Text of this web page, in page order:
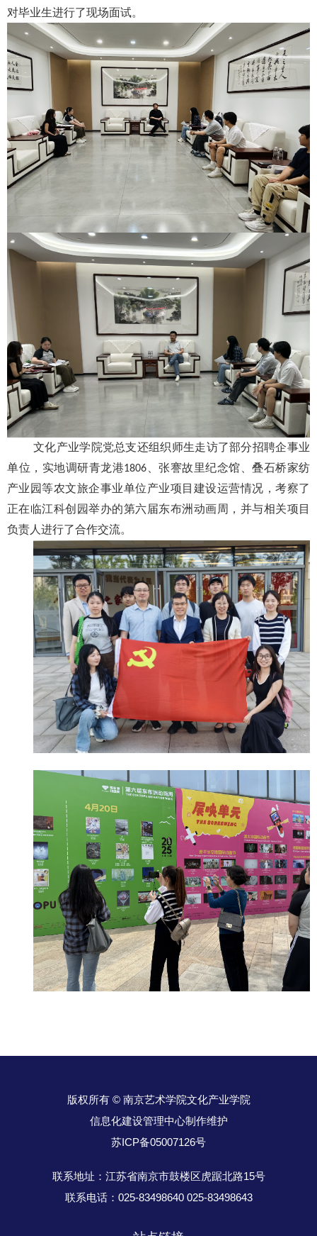
对毕业生进行了现场面试。
文化产业学院党总支还组织师生走访了部分招聘企事业
单位，实地调研青龙港1806 、张謇故里纪念馆、叠石桥家纺
产业园等农文旅企事业单位产业项目建设运营情况，考察了
正在临江科创园举办的第六届东布洲动画周，并与相关项目
负责人进行了合作交流。
版权所有 © 南京艺术学院文化产业学院
信息化建设管理中心制作维护
苏ICP备05007126号
联系地址：江苏省南京市鼓楼区虎踞北路15号
联系电话：025-83498640 025-83498643